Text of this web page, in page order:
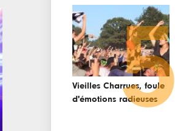
Vieilles Charrues, foule
d'émotions radieuses
5